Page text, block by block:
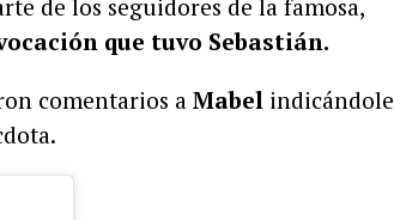
de los seguidores de la famosa,
que tuvo Sebastián.
comentarios a Mabel indicándole